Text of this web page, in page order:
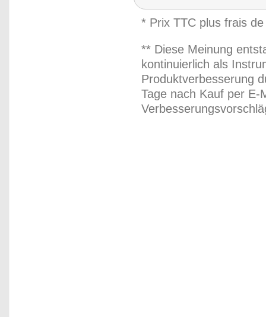
* Prix TTC plus frais
** Diese Meinung
kontinuierlich als
Produktverbesserung
Tage nach Kauf per E-